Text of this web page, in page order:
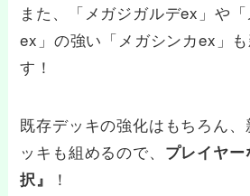
また、「メガジガルデex」や
ex」の強い「メガシンカex」
す！
既存デッキの強化はもちろん
ッキも組めるので、 プレイヤ
択』
！